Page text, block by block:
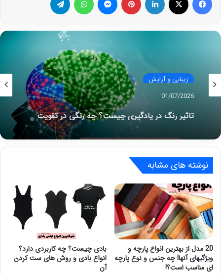
زیبایی و آرایش
01/07/2026
تاثیر رنگ در یادگیری چیست؟ چه رنگی در تقویت
حافظه، ذهن و یادگیری شما تاثثیر فوق العاده دارد؟
نوشته های مشابه
20 مدل از بهترین انواع پارچه و
ویژگیهای آنها! چه جنس و نوع پارچه
ای مناسب است؟!
بادی چیست؟ چه کاربردی دارد؟
انواع بادی و روش های ست کردن
آن